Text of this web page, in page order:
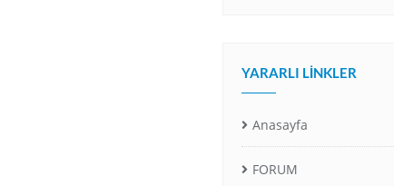
YARARLI LINKLER
Anasayfa
FORUM